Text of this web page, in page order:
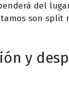
del
son
y